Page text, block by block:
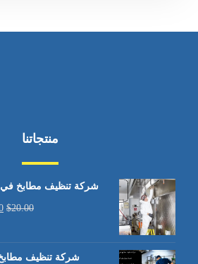
منتجاتنا
شركة تنظيف مطابخ في عجمان :
$20.00
شركة تنظيف